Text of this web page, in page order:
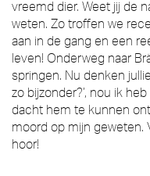
vreemd dier. Weet jij de
weten. Zo troffen we
aan in de gang en een
leven! Onderweg naar
springen. Nu denken
zo bijzonder?’, nou ik
dacht hem te kunnen
moord op mijn geweten.
hoor!